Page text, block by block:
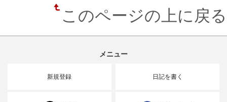
このページの上に戻る
メニュー
新規登録 日記を書く